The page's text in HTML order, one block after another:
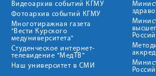
Видеоархив событий КГМУ
Фотоархив событий КГМУ
Многотиражная газета
"Вести Курского
медуниверситета"
Студенческое интернет-
телевидение "МедТВ"
Наш университет в СМИ